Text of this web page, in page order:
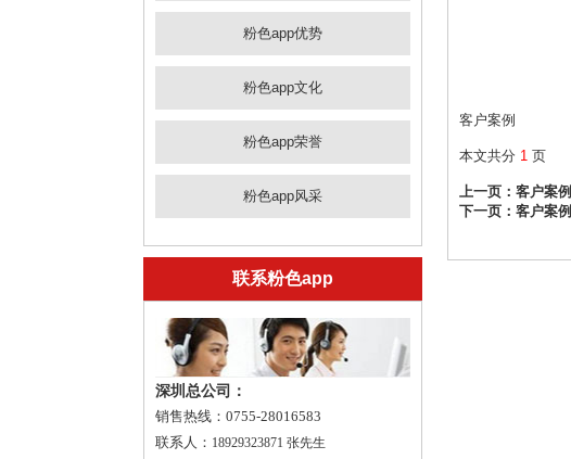
粉色app优势
粉色app文化
粉色app荣誉
粉色app风采
联系粉色app
深圳总公司：
销售热线：0755-28016583
联系人： 18929323871 张先生
客户案例
本文共分 1 页
上一页： 客户案例
下一页： 客户案例